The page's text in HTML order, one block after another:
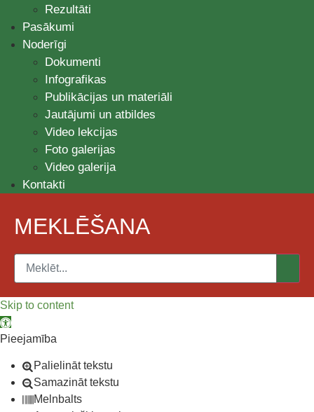
Rezultāti
Pasākumi
Noderīgi
Dokumenti
Infografikas
Publikācijas un materiāli
Jautājumi un atbildes
Video lekcijas
Foto galerijas
Video galerija
Kontakti
MEKLĒŠANA
Skip to content
Open toolbar
Pieejamība
Palielināt tekstu
Samazināt tekstu
Melnbalts